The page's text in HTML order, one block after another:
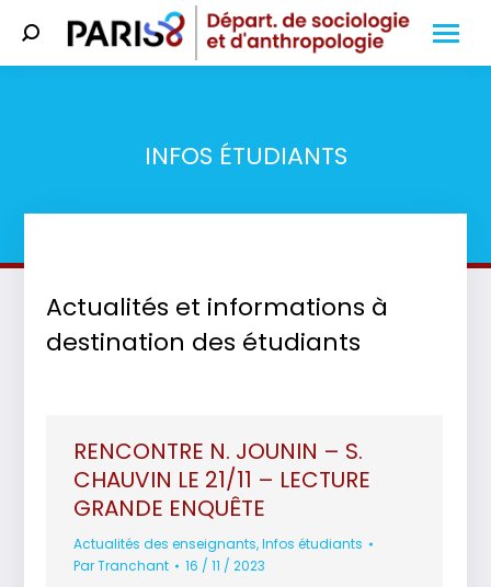
Search:
INFOS ÉTUDIANTS
Actualités et informations à
destination des étudiants
RENCONTRE N. JOUNIN – S.
CHAUVIN LE 21/11 – LECTURE
GRANDE ENQUÊTE
Actualités des enseignants,Infos étudiants
ParTranchant 16 / 11 / 2023